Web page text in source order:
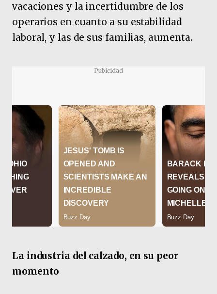
vacaciones y la incertidumbre de los
operarios en cuanto a su estabilidad
laboral, y las de sus familias, aumenta.
Pubicidad
La industria del calzado, en su peor
momento